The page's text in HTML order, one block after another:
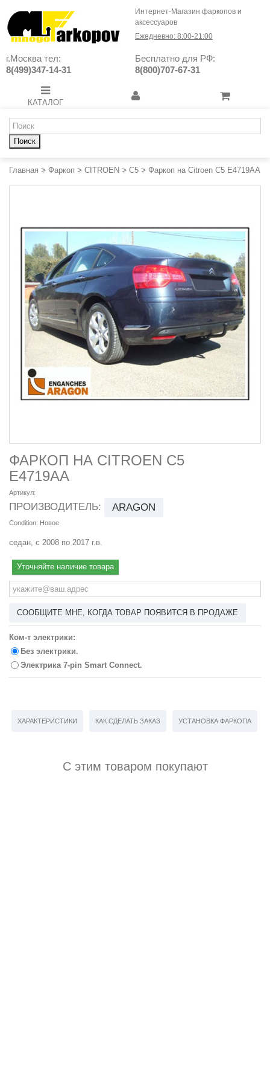
Интернет-Магазин фаркопов и
аксессуаров
Ежедневно: 8:00-21:00
г.Москва тел:
8(499)347-14-31
Бесплатно для РФ:
8(800)707-67-31
КАТАЛОГ
Поиск
Главная > Фаркоп > CITROEN > C5 > Фаркоп на Citroen C5 E4719AA
ФАРКОП НА CITROEN C5
E4719AA
Артикул:
ПРОИЗВОДИТЕЛЬ: ARAGON
Condition: Новое
седан, с 2008 по 2017 г.в.
Уточняйте наличие товара
СООБЩИТЕ МНЕ, КОГДА ТОВАР ПОЯВИТСЯ В ПРОДАЖЕ
Ком-т электрики:
Без электрики.
Электрика 7-pin Smart Connect.
ХАРАКТЕРИСТИКИ КАК СДЕЛАТЬ ЗАКАЗ УСТАНОВКА ФАРКОПА
С этим товаром покупают